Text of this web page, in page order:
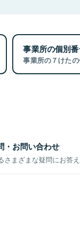
事業所の個別
事業所の７けた
・お問い合わせ
さまざまな疑問にお答え